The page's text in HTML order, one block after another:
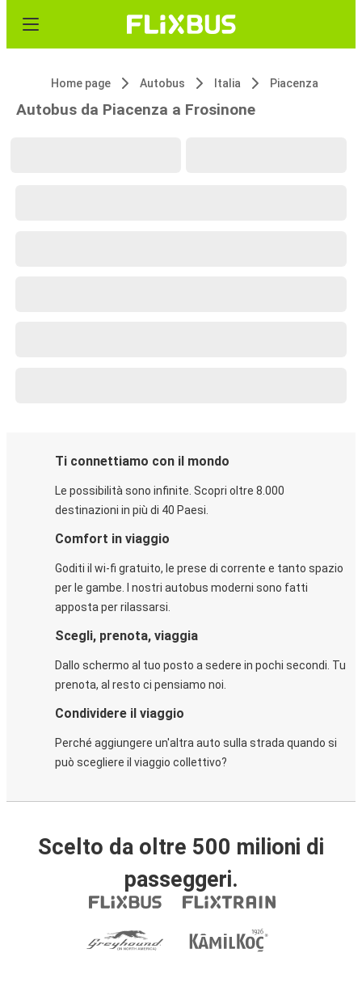
Home page Autobus Italia Piacenza
Autobus da Piacenza a Frosinone
Ti connettiamo con il mondo
Le possibilità sono infinite. Scopri oltre 8.000
destinazioni in più di 40 Paesi.
Comfort in viaggio
Goditi il wi-fi gratuito, le prese di corrente e tanto spazio
per le gambe. I nostri autobus moderni sono fatti
apposta per rilassarsi.
Scegli, prenota, viaggia
Dallo schermo al tuo posto a sedere in pochi secondi. Tu
prenota, al resto ci pensiamo noi.
Condividere il viaggio
Perché aggiungere un'altra auto sulla strada quando si
può scegliere il viaggio collettivo?
Scelto da oltre 500 milioni di
passeggeri.